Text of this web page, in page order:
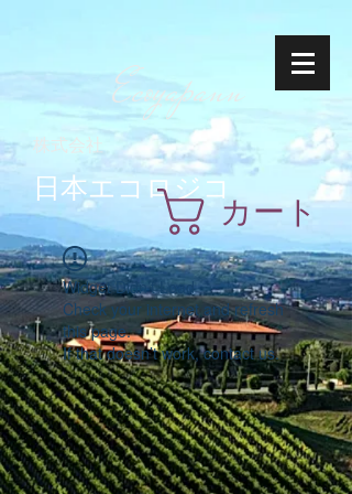
Ecoyapann
株式会社
日本エコロジコカート
Widget Didn’t Load
Check your internet and refresh
this page.
If that doesn’t work, contact us.